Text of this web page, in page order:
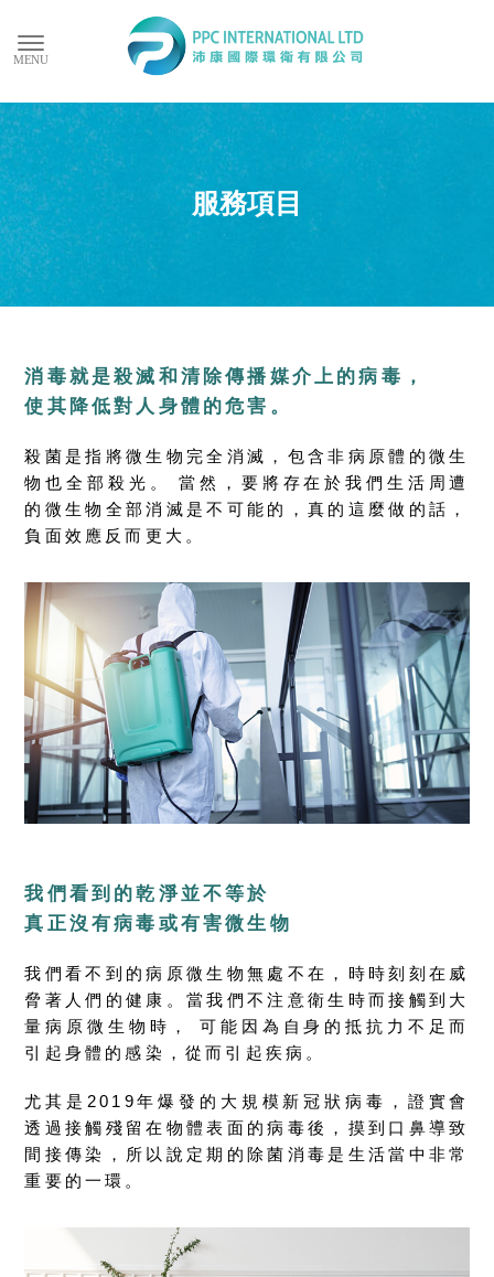
服務項目
消毒就是殺滅和清除傳播媒介上的病毒，
使其降低對人身體的危害。
殺菌是指將微生物完全消滅，包含非病原體的微生
物也全部殺光。 當然，要將存在於我們生活周遭
的微生物全部消滅是不可能的，真的這麼做的話，
負面效應反而更大。
我們看到的乾淨並不等於
真正沒有病毒或有害微生物
我們看不到的病原微生物無處不在，時時刻刻在威
脅著人們的健康。當我們不注意衛生時而接觸到大
量病原微生物時， 可能因為自身的抵抗力不足而
引起身體的感染，從而引起疾病。
尤其是2019年爆發的大規模新冠狀病毒，證實會
透過接觸殘留在物體表面的病毒後，摸到口鼻導致
間接傳染，所以說定期的除菌消毒是生活當中非常
重要的一環。